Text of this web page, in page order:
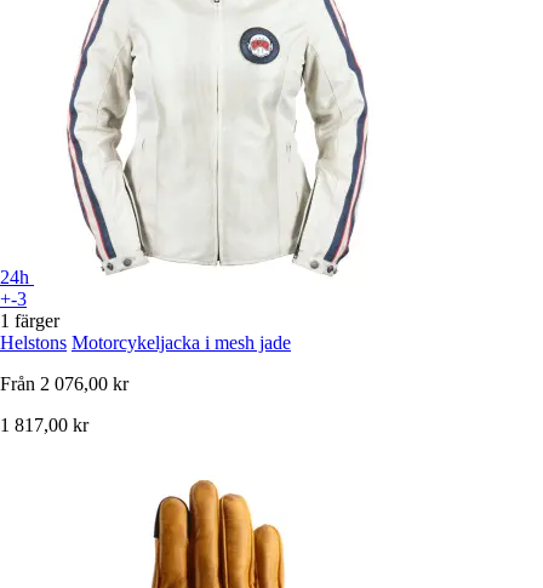
24h
+-3
1 färger
Helstons Motorcykeljacka i mesh jade
Från 2 076,00 kr
1 817,00 kr